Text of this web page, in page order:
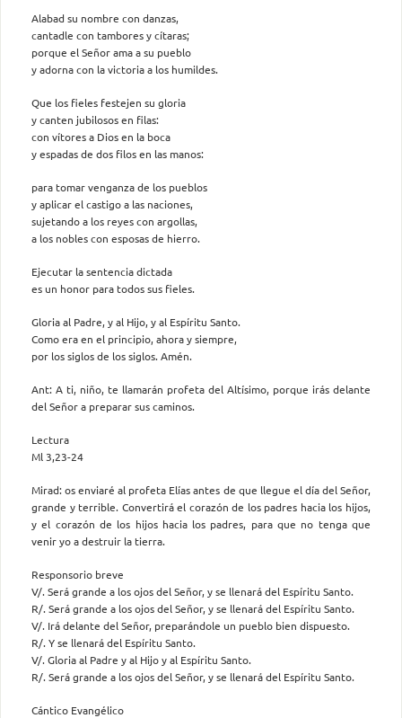
Alabad su nombre con danzas,
cantadle con tambores y cítaras;
porque el Señor ama a su pueblo
y adorna con la victoria a los humildes.
Que los fieles festejen su gloria
y canten jubilosos en filas:
con vítores a Dios en la boca
y espadas de dos filos en las manos:
para tomar venganza de los pueblos
y aplicar el castigo a las naciones,
sujetando a los reyes con argollas,
a los nobles con esposas de hierro.
Ejecutar la sentencia dictada
es un honor para todos sus fieles.
Gloria al Padre, y al Hijo, y al Espíritu Santo.
Como era en el principio, ahora y siempre,
por los siglos de los siglos. Amén.
Ant: A ti, niño, te llamarán profeta del Altísimo, porque irás delante
del Señor a preparar sus caminos.
Lectura
Ml 3,23-24
Mirad: os enviaré al profeta Elías antes de que llegue el día del Señor,
grande y terrible. Convertirá el corazón de los padres hacia los hijos,
y el corazón de los hijos hacia los padres, para que no tenga que
venir yo a destruir la tierra.
Responsorio breve
V/. Será grande a los ojos del Señor, y se llenará del Espíritu Santo.
R/. Será grande a los ojos del Señor, y se llenará del Espíritu Santo.
V/. Irá delante del Señor, preparándole un pueblo bien dispuesto.
R/. Y se llenará del Espíritu Santo.
V/. Gloria al Padre y al Hijo y al Espíritu Santo.
R/. Será grande a los ojos del Señor, y se llenará del Espíritu Santo.
Cántico Evangélico